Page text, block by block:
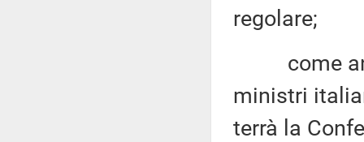
regolare;
come
ministri
terrà la